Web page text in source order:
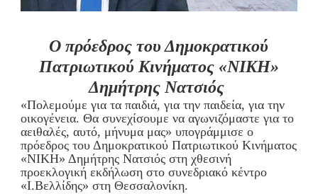
Ο πρόεδρος του Δημοκρατικού
Πατριωτικού Κινήματος «ΝΙΚΗ»
Δημήτρης Νατσιός
«Πολεμούμε για τα παιδιά, για την παιδεία, για την
οικογένεια. Θα συνεχίσουμε να αγωνιζόμαστε για το
αειθαλές, αυτό, μήνυμα μας» υπογράμμισε ο
πρόεδρος του Δημοκρατικού Πατριωτικού Κινήματος
«ΝΙΚΗ» Δημήτρης Νατσιός στη χθεσινή
προεκλογική εκδήλωση στο συνεδριακό κέντρο
«Ι.Βελλίδης» στη Θεσσαλονίκη.